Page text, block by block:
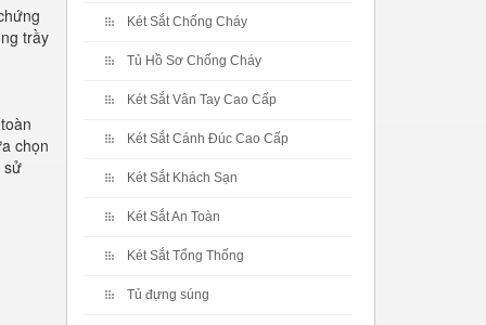
trầy
chọn
sử
Két Sắt Chống Cháy
Tủ Hồ Sơ Chống Cháy
Két Sắt Vân Tay Cao Cấp
Két Sắt Cánh Đúc Cao Cấp
Két Sắt Khách Sạn
Két Sắt An Toàn
Két Sắt Tổng Thống
Tủ đựng súng